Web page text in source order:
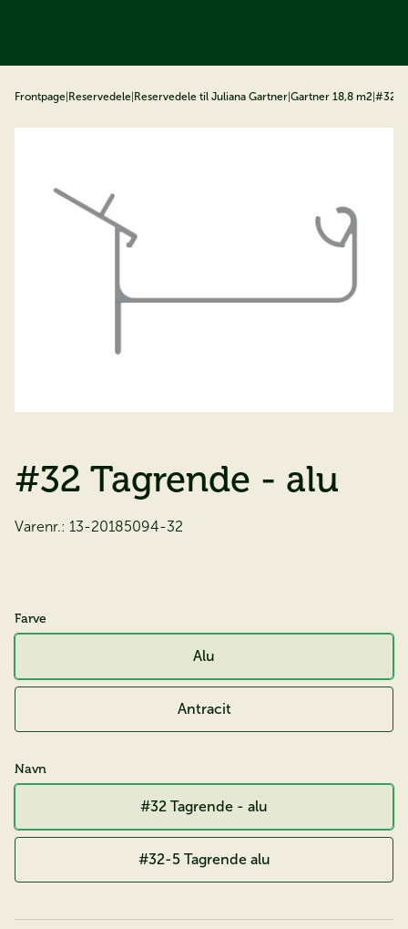
Frontpage Reservedele Reservedele til Juliana Gartner Gartner 18,8 m2 #32 /
#32 Tagrende - alu
Varenr.: 13-20185094-32
Farve
Alu
Antracit
Navn
#32 Tagrende - alu
#32-5 Tagrende alu